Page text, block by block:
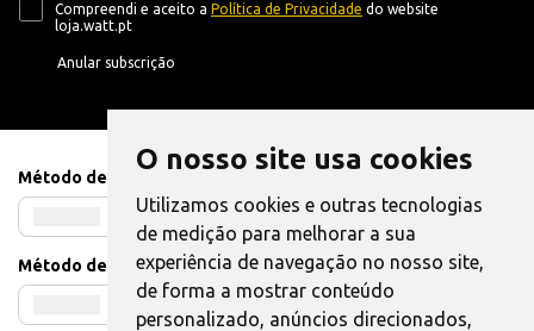
O nosso site usa cookies
Utilizamos cookies e outras tecnologias
de medição para melhorar a sua
experiência de navegação no nosso site,
de forma a mostrar conteúdo
personalizado, anúncios direcionados,
Compreendi e aceito a Política de Privacidade do website
loja.watt.pt
Anular subscrição
Método de Pagamento
Método de Envio